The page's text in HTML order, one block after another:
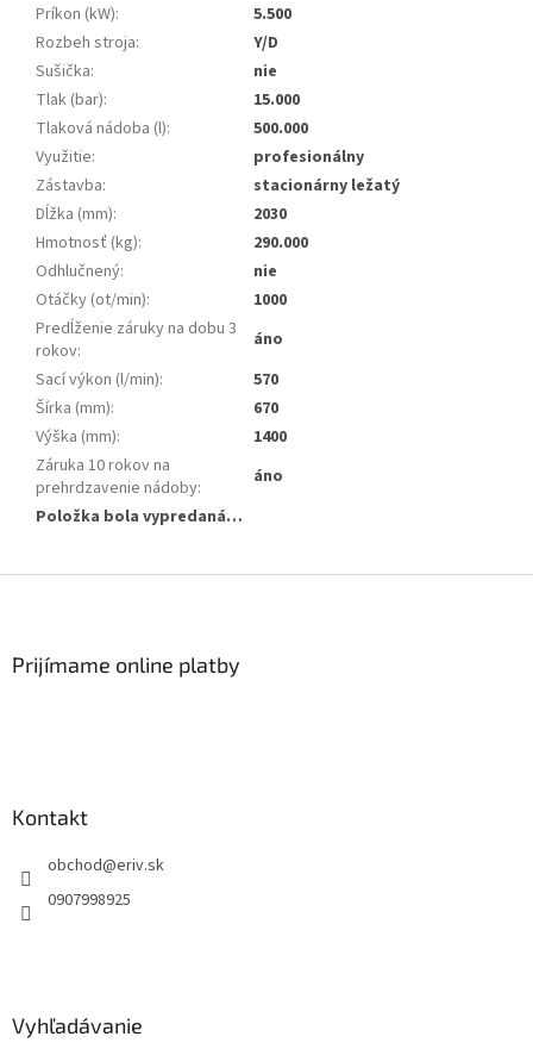
Príkon (kW):
5.500
Rozbeh stroja:
Y/D
Sušička:
nie
Tlak (bar):
15.000
Tlaková nádoba (l):
500.000
Využitie:
profesionálny
Zástavba:
stacionárny ležatý
Dĺžka (mm):
2030
Hmotnosť (kg):
290.000
Odhlučnený:
nie
Otáčky (ot/min):
1000
Predĺženie záruky na dobu 3
rokov:
áno
Sací výkon (l/min):
570
Šírka (mm):
670
Výška (mm):
1400
Záruka 10 rokov na
prehrdzavenie nádoby:
áno
Položka bola vypredaná…
Prijímame online platby
Kontakt
obchod@eriv.sk
0907998925
Vyhľadávanie